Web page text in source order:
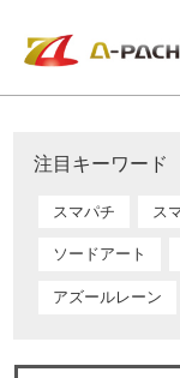
注目キーワード
スマパチ ス
ソードアート
アズールレーン